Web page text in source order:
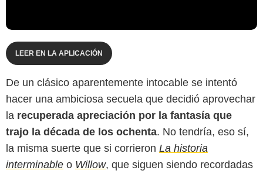
LEER EN LA APLICACIÓN
De un clásico aparentemente intocable se intentó
hacer una ambiciosa secuela que decidió aprovechar
la recuperada apreciación por la fantasía que
trajo la década de los ochenta. No tendría, eso sí,
la misma suerte que si corrieron La historia
interminable o Willow, que siguen siendo recordadas